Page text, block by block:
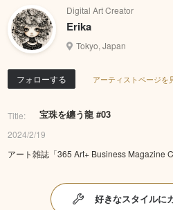
Digital Art Creator
Erika
Tokyo, Japan
フォローする アーティストページを
Title: 宝珠を纏う龍 #03
2024/2/19
アート雑誌「365 Art+ Business Magazine
好きなスタイルに